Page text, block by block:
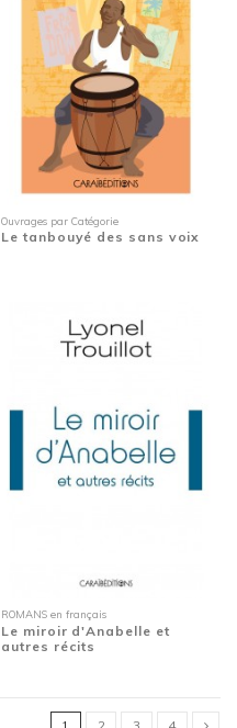
Ouvrages par Catégorie
Le tanbouyé des sans voix
ROMANS en français
Le miroir d'Anabelle et
autres récits